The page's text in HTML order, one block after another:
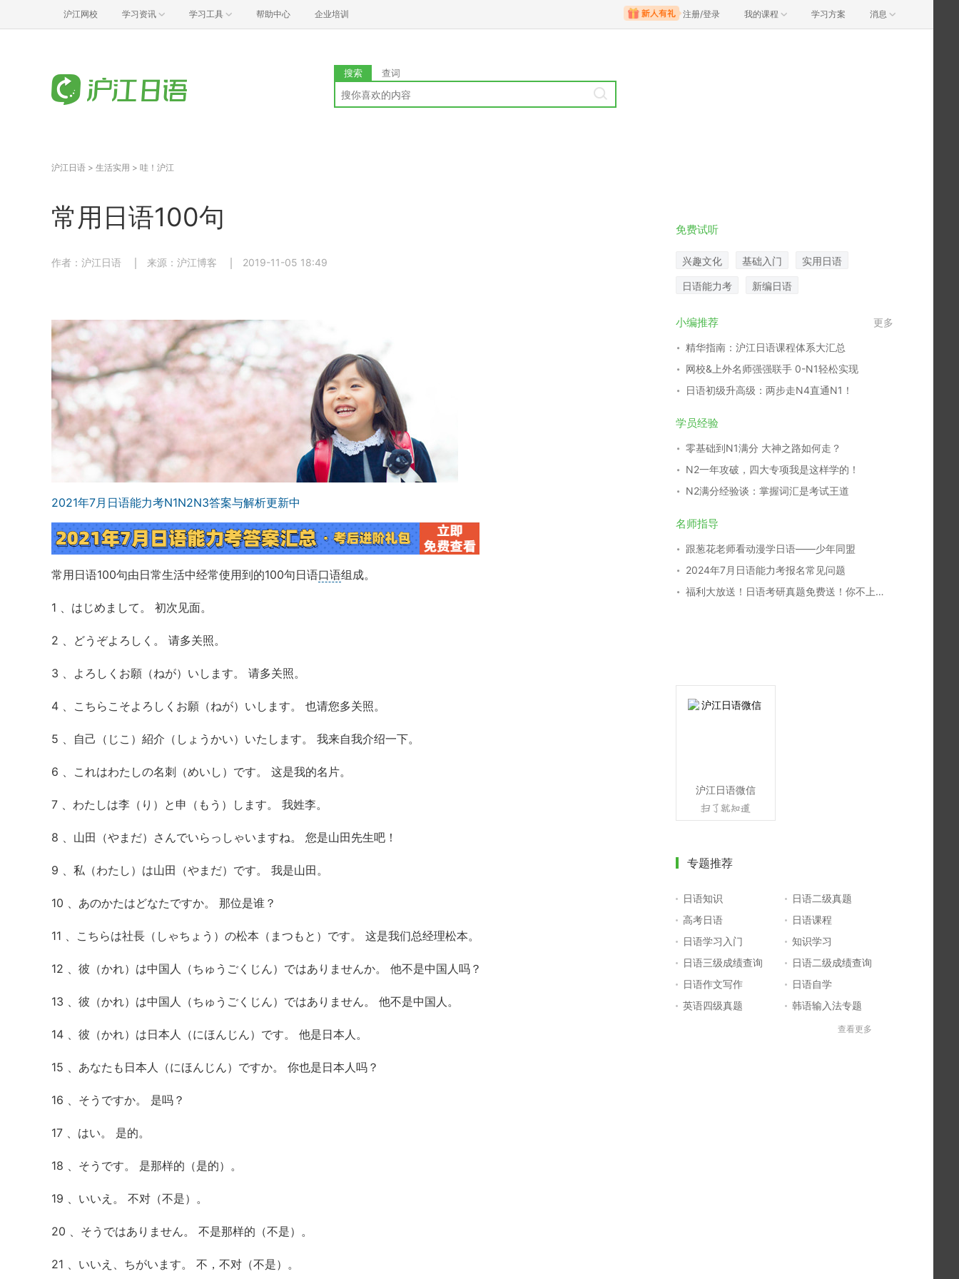
沪江网校 学习资讯 学习工具 帮助中心 企业培训 注册/登录 我的课程 学习方案 消息
搜索 查词
沪江日语 > 生活实用 > 哇！沪江
常用日语100句
作者：沪江日语 来源：沪江博客 2019-11-05 18:49
2021年7月日语能力考N1N2N3答案与解析更新中
常用日语100句由日常生活中经常使用到的100句日语口语组成。
1 、はじめまして。 初次见面。
2 、どうぞよろしく。 请多关照。
3 、よろしくお願（ねが）いします。 请多关照。
4 、こちらこそよろしくお願（ねが）いします。 也请您多关照。
5 、自己（じこ）紹介（しょうかい）いたします。 我来自我介绍一下。
6 、これはわたしの名刺（めいし）です。 这是我的名片。
7 、わたしは李（り）と申（もう）します。 我姓李。
8 、山田（やまだ）さんでいらっしゃいますね。 您是山田先生吧！
9 、私（わたし）は山田（やまだ）です。 我是山田。
10 、あのかたはどなたですか。 那位是谁？
11 、こちらは社長（しゃちょう）の松本（まつもと）です。 这是我们总经理松本。
12 、彼（かれ）は中国人（ちゅうごくじん）ではありませんか。 他不是中国人吗？
13 、彼（かれ）は中国人（ちゅうごくじん）ではありません。 他不是中国人。
14 、彼（かれ）は日本人（にほんじん）です。 他是日本人。
15 、あなたも日本人（にほんじん）ですか。 你也是日本人吗？
16 、そうですか。 是吗？
17 、はい。 是的。
18 、そうです。 是那样的（是的）。
19 、いいえ。 不对（不是）。
20 、そうではありません。 不是那样的（不是）。
21 、いいえ、ちがいます。 不，不对（不是）。
免费试听
兴趣文化 基础入门 实用日语
日语能力考 新编日语
小编推荐 更多
精华指南：沪江日语课程体系大汇总
网校&上外名师强强联手 0-N1轻松实现
日语初级升高级：两步走N4直通N1！
学员经验
零基础到N1满分 大神之路如何走？
N2一年攻破，四大专项我是这样学的！
N2满分经验谈：掌握词汇是考试王道
名师指导
跟葱花老师看动漫学日语——少年同盟
2024年7月日语能力考报名常见问题
福利大放送！日语考研真题免费送！你不上岸，谁上岸！
沪江日语微信
专题推荐
日语知识
日语二级真题
高考日语
日语课程
日语学习入门
知识学习
日语三级成绩查询
日语二级成绩查询
日语作文写作
日语自学
英语四级真题
韩语输入法专题
日语输入法查看更多